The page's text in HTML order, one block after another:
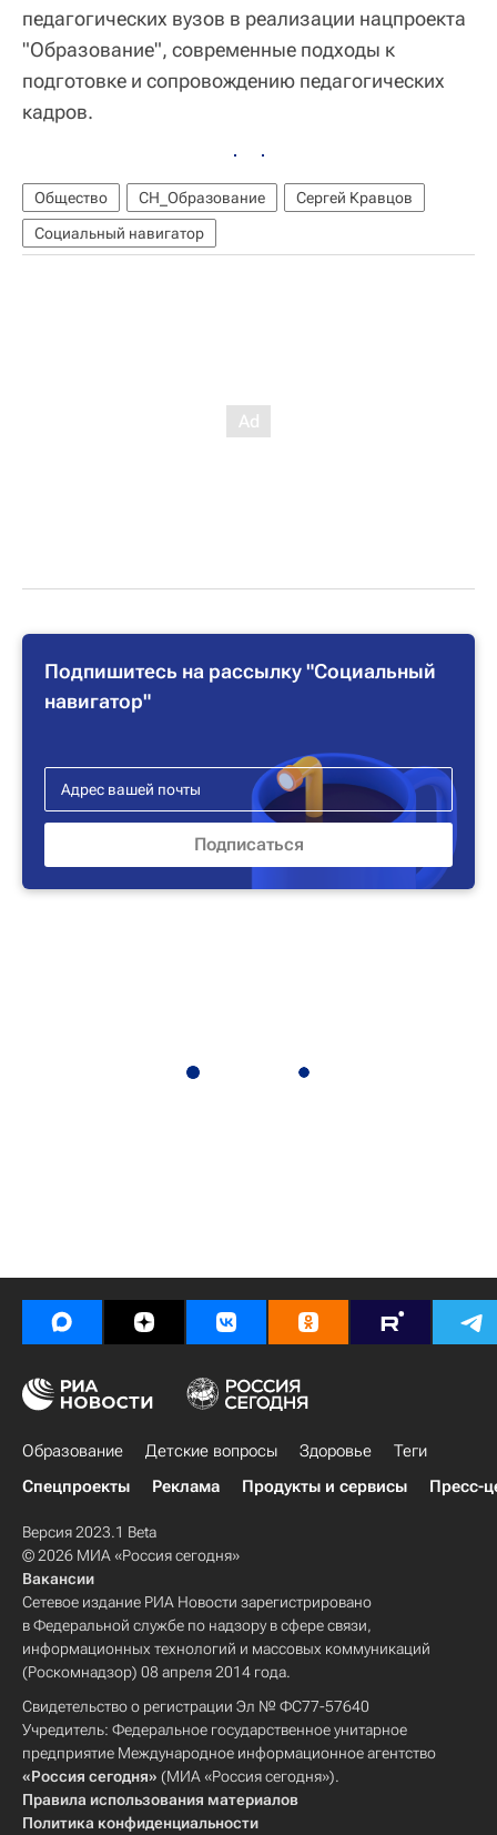
педагогических вузов в реализации нацпроекта
"Образование", современные подходы к
подготовке и сопровождению педагогических
кадров.
Общество СН_Образование
Сергей Кравцов
Социальный навигатор
Подпишитесь на рассылку "Социальный
навигатор"
Образование Детские вопросы Здоровье
Теги
Спецпроекты
Реклама Продукты и сервисы Пресс-
Версия 2023.1 Beta
© 2026 МИА «Россия сегодня»
Вакансии
Сетевое издание РИА Новости зарегистрировано
в Федеральной службе по надзору в сфере связи,
информационных технологий и массовых коммуникаций
(Роскомнадзор) 08 апреля 2014 года.
Свидетельство о регистрации Эл № ФС77-57640
Учредитель: Федеральное государственное унитарное
предприятие Международное информационное агентство
«Россия сегодня» (МИА «Россия сегодня»).
Правила использования материалов
Политика конфиденциальности